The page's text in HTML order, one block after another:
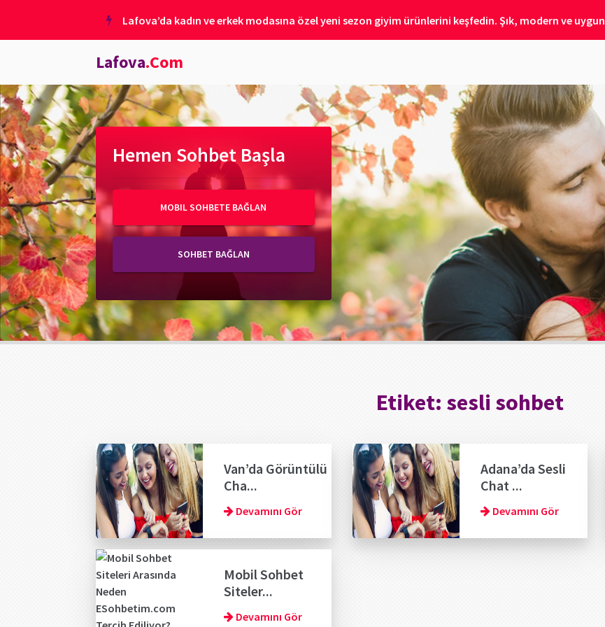
Lafova’da kadın ve erkek modasına özel yeni sezon giyim ürünlerini keşfedin. Şık, modern ve uygun
Lafova.Com
Hemen Sohbet Başla
MOBIL SOHBETE BAĞLAN
SOHBET BAĞLAN
Etiket: sesli sohbet
Van’da Görüntülü
Cha...
Devamını Gör
Adana’da Sesli
Chat ...
Devamını Gör
Mobil Sohbet
Siteler...
Devamını Gör